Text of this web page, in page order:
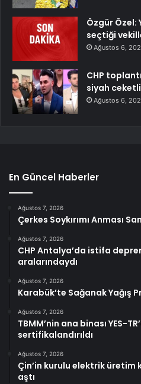
Özgür
seçtiği
Ağustos 6,
CHP
siyah
Ağustos 6,
En Güncel Haberler
Ağustos 7, 2026
Çerkes Soykırımı Anması
Ağustos 7, 2026
CHP Antalya’da istifa
aralarındaydı
Ağustos 7, 2026
Karabük’te Sağanak Yağış
Ağustos 7, 2026
TBMM’nin ana binası YES-
sertifikalandırıldı
Ağustos 7, 2026
Çin’in kurulu elektrik
aştı